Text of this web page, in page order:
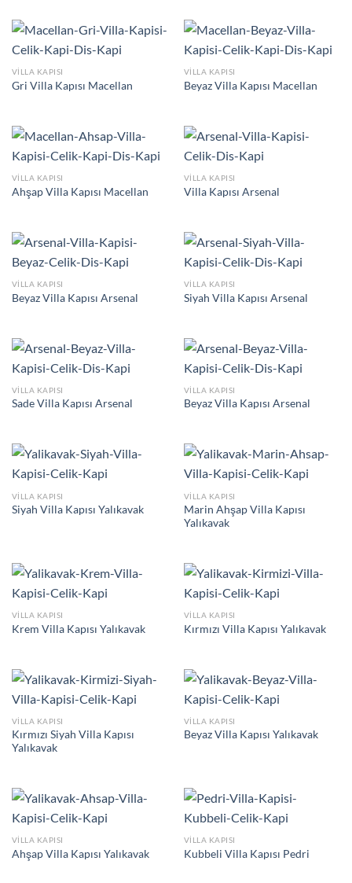
VILLA KAPISI
Gri Villa Kapısı Macellan
VILLA KAPISI
Beyaz Villa Kapısı Macellan
VILLA KAPISI
Ahşap Villa Kapısı Macellan
VILLA KAPISI
Villa Kapısı Arsenal
VILLA KAPISI
Beyaz Villa Kapısı Arsenal
VILLA KAPISI
Siyah Villa Kapısı Arsenal
VILLA KAPISI
Sade Villa Kapısı Arsenal
VILLA KAPISI
Beyaz Villa Kapısı Arsenal
VILLA KAPISI
Siyah Villa Kapısı Yalıkavak
VILLA KAPISI
Marin Ahşap Villa Kapısı
Yalıkavak
VILLA KAPISI
Krem Villa Kapısı Yalıkavak
VILLA KAPISI
Kırmızı Villa Kapısı Yalıkavak
VILLA KAPISI
Kırmızı Siyah Villa Kapısı
Yalıkavak
VILLA KAPISI
Beyaz Villa Kapısı Yalıkavak
VILLA KAPISI
Ahşap Villa Kapısı Yalıkavak
VILLA KAPISI
Kubbeli Villa Kapısı Pedri